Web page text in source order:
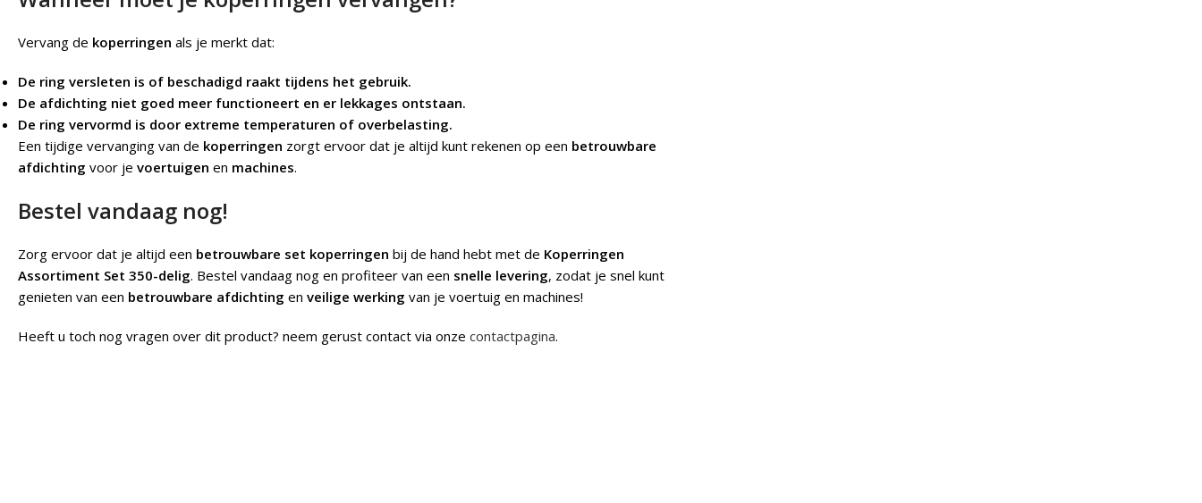
Vervang de koperringen als je merkt dat:
De ring versleten is of beschadigd raakt tijdens het gebruik.
De afdichting niet goed meer functioneert en er lekkages ontstaan.
De ring vervormd is door extreme temperaturen of overbelasting.
Een tijdige vervanging van de koperringen zorgt ervoor dat je altijd kunt rekenen op een betrouwbare
afdichting voor je voertuigen en machines.
Bestel vandaag nog!
Zorg ervoor dat je altijd een betrouwbare set koperringen bij de hand hebt met de Koperringen
Assortiment Set 350-delig. Bestel vandaag nog en profiteer van een snelle levering, zodat je snel kunt
genieten van een betrouwbare afdichting en veilige werking van je voertuig en machines!
Heeft u toch nog vragen over dit product? neem gerust contact via onze contactpagina.